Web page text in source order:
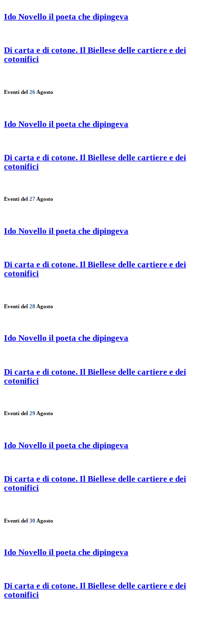
Ido Novello il poeta che dipingeva
Di carta e di cotone. Il Biellese delle cartiere e dei
cotonifici
Eventi del 26 Agosto
Ido Novello il poeta che dipingeva
Di carta e di cotone. Il Biellese delle cartiere e dei
cotonifici
Eventi del 27 Agosto
Ido Novello il poeta che dipingeva
Di carta e di cotone. Il Biellese delle cartiere e dei
cotonifici
Eventi del 28 Agosto
Ido Novello il poeta che dipingeva
Di carta e di cotone. Il Biellese delle cartiere e dei
cotonifici
Eventi del 29 Agosto
Ido Novello il poeta che dipingeva
Di carta e di cotone. Il Biellese delle cartiere e dei
cotonifici
Eventi del 30 Agosto
Ido Novello il poeta che dipingeva
Di carta e di cotone. Il Biellese delle cartiere e dei
cotonifici